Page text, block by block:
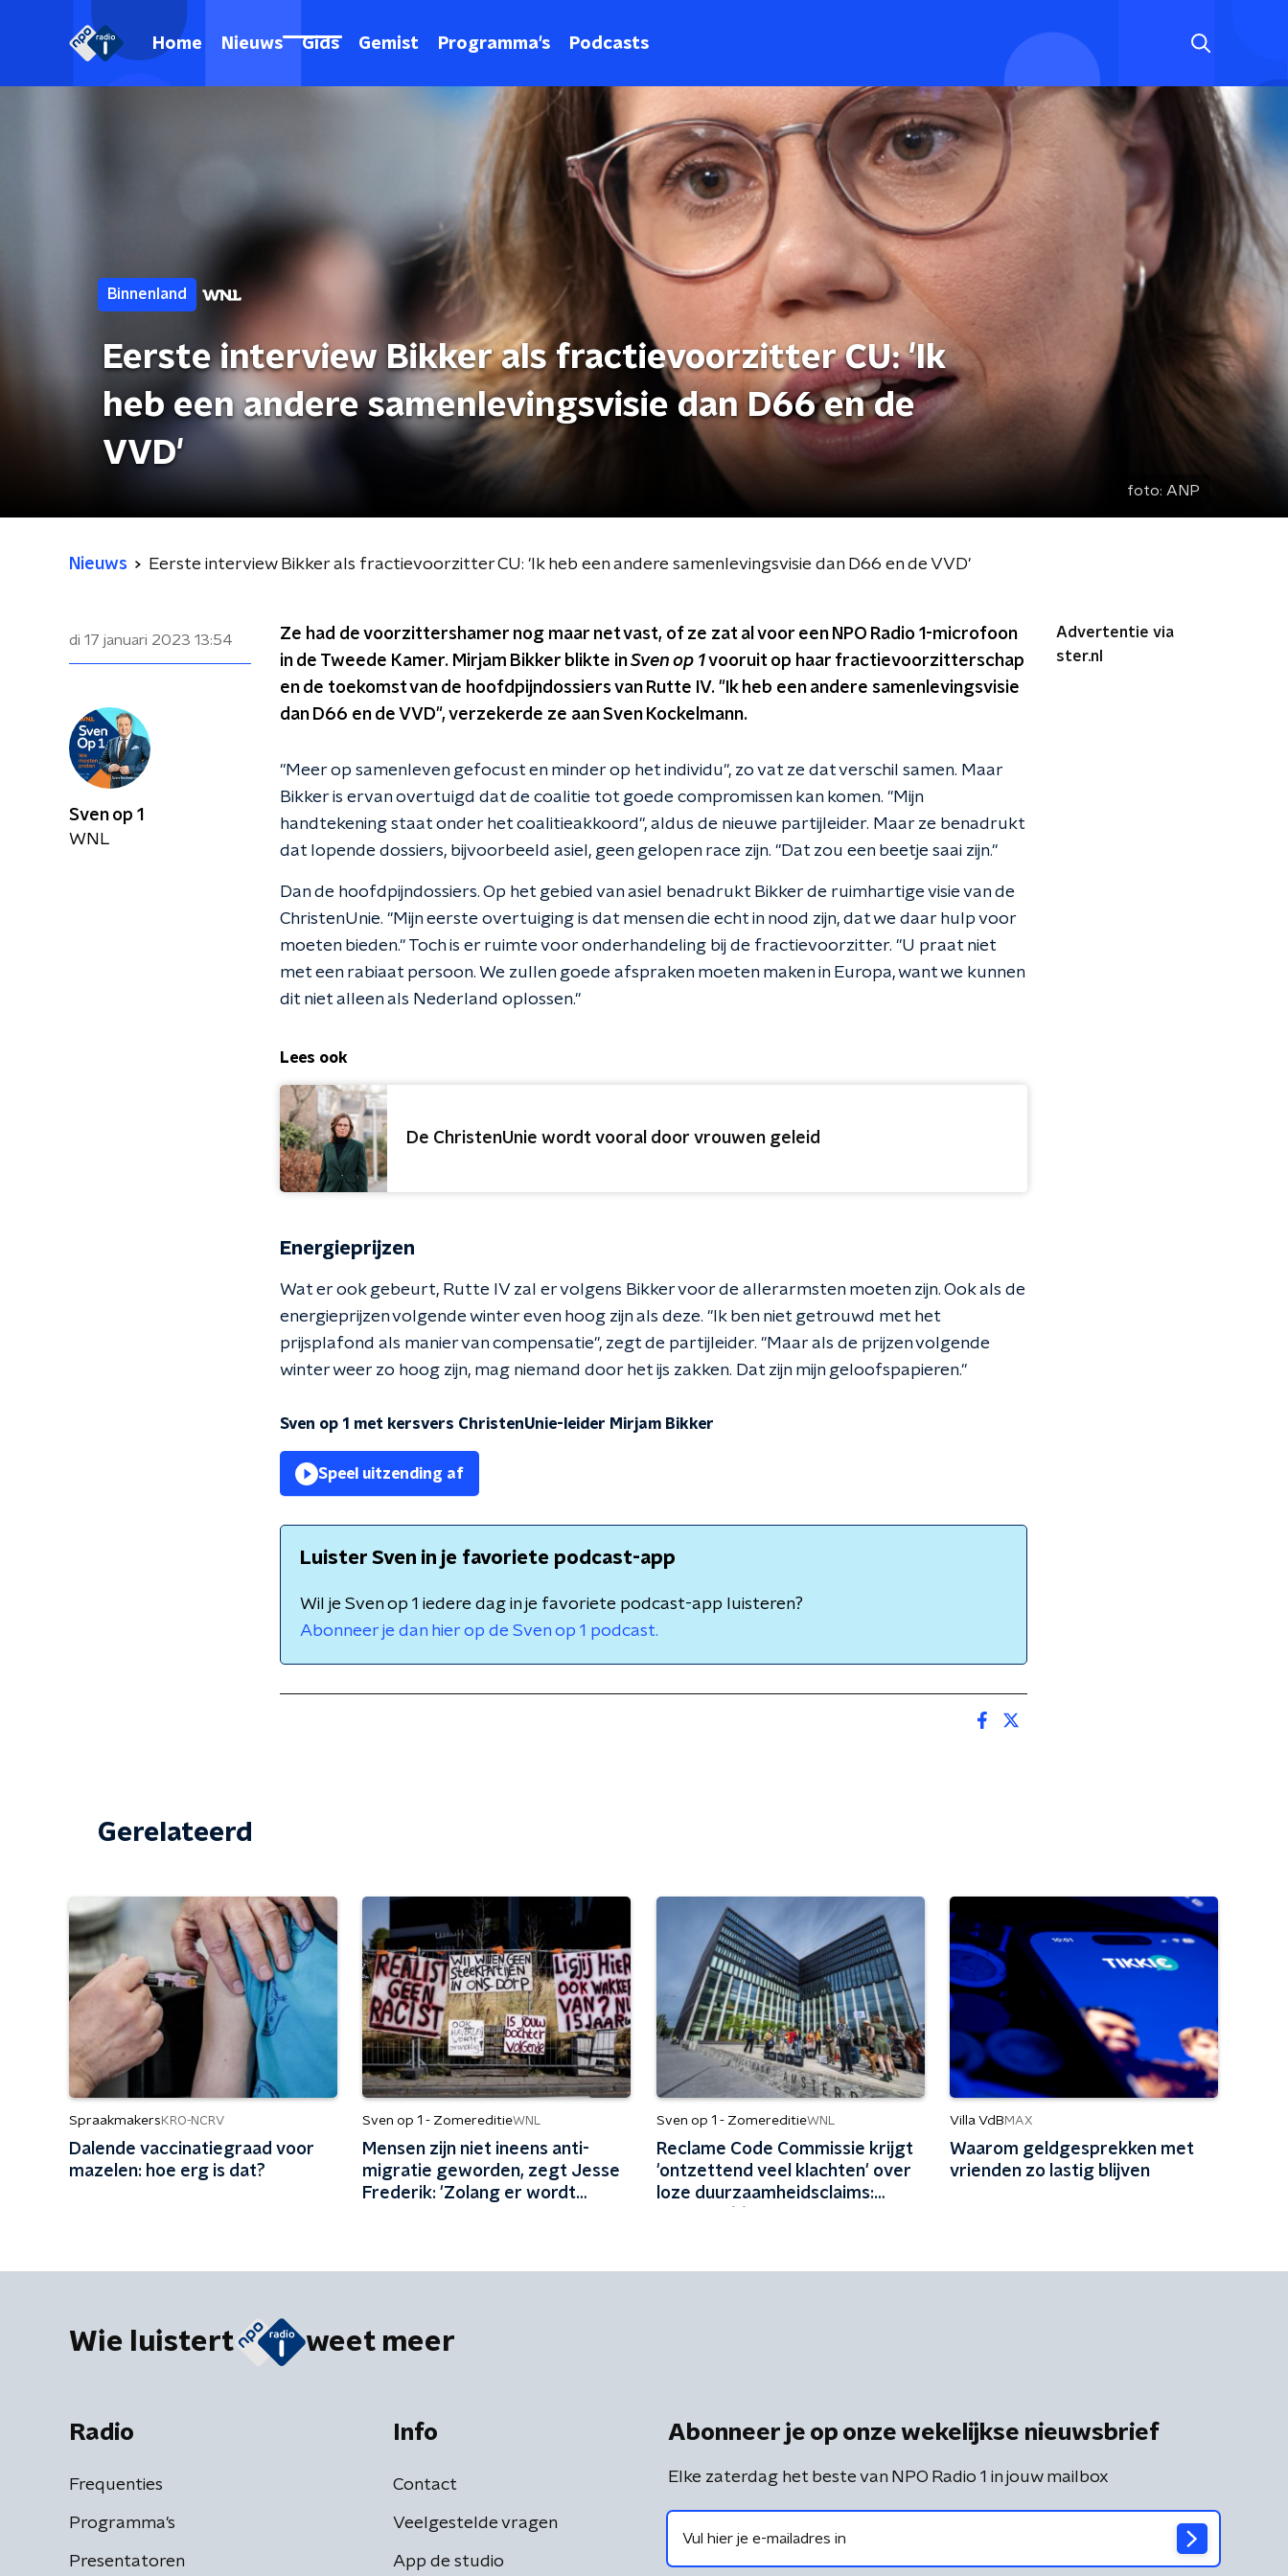
Home Nieuws Gids Gemist Programma's Podcasts
Binnenland
Eerste interview Bikker als fractievoorzitter CU: 'Ik
heb een andere samenlevingsvisie dan D66 en de
VVD'
foto: ANP
Nieuws Eerste interview Bikker als fractievoorzitter CU: 'Ik heb een andere samenlevingsvisie dan D66 en de VVD'
di 17 januari 2023 13:54
Ze had de voorzittershamer nog maar net vast, of ze zat al voor een NPO Radio 1-microfoon
in de Tweede Kamer. Mirjam Bikker blikte inSven op 1vooruit op haar fractievoorzitterschap
en de toekomst van de hoofdpijndossiers van Rutte IV. "Ik heb een andere samenlevingsvisie
dan D66 en de VVD", verzekerde ze aan Sven Kockelmann.
"Meer op samenleven gefocust en minder op het individu", zo vat ze dat verschil samen. Maar
Bikker is ervan overtuigd dat de coalitie tot goede compromissen kan komen. "Mijn
handtekening staat onder het coalitieakkoord", aldus de nieuwe partijleider. Maar ze benadrukt
dat lopende dossiers, bijvoorbeeld asiel, geen gelopen race zijn. "Dat zou een beetje saai zijn."
Dan de hoofdpijndossiers. Op het gebied van asiel benadrukt Bikker de ruimhartige visie van de
ChristenUnie. "Mijn eerste overtuiging is dat mensen die echt in nood zijn, dat we daar hulp voor
moeten bieden." Toch is er ruimte voor onderhandeling bij de fractievoorzitter. "U praat niet
met een rabiaat persoon. We zullen goede afspraken moeten maken in Europa, want we kunnen
dit niet alleen als Nederland oplossen."
Lees ook
De ChristenUnie wordt vooral door vrouwen geleid
Energieprijzen
Wat er ook gebeurt, Rutte IV zal er volgens Bikker voor de allerarmsten moeten zijn. Ook als de
energieprijzen volgende winter even hoog zijn als deze. "Ik ben niet getrouwd met het
prijsplafond als manier van compensatie", zegt de partijleider. "Maar als de prijzen volgende
winter weer zo hoog zijn, mag niemand door het ijs zakken. Dat zijn mijn geloofspapieren."
Sven op 1 met kersvers ChristenUnie-leider Mirjam Bikker
Speel uitzending af
Luister Sven in je favoriete podcast-app
Wil je Sven op 1 iedere dag in je favoriete podcast-app luisteren?
Abonneer je dan hier op de Sven op 1 podcast.
Advertentie via
ster.nl
Sven op 1
WNL
Gerelateerd
Spraakmakers KRO-NCRV
Dalende vaccinatiegraad voor
mazelen: hoe erg is dat?
Sven op 1 - ZomereditieWNL
Mensen zijn niet ineens anti-
migratie geworden, zegt Jesse
Frederik: 'Zolang er wordt
Sven op 1 - ZomereditieWNL
Reclame Code Commissie krijgt
'ontzettend veel klachten' over
loze duurzaamheidsclaims:
Villa VdB MAX
Waarom geldgesprekken met
vrienden zo lastig blijven
Wie luistert weet meer
Radio
Frequenties
Programma's
Presentatoren
Info
Contact
Veelgestelde vragen
App de studio
Abonneer je op onze wekelijkse nieuwsbrief
Elke zaterdag het beste van NPO Radio 1 in jouw mailbox